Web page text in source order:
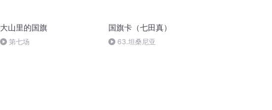
大山里的国旗
第七场
国旗卡（七田真）
63.坦桑尼亚